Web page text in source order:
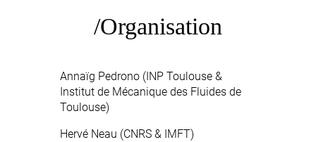
Organisation
Annaïg Pedrono (INP Toulouse &
Institut de Mécanique des Fluides de
Toulouse)
Hervé Neau (CNRS & IMFT)